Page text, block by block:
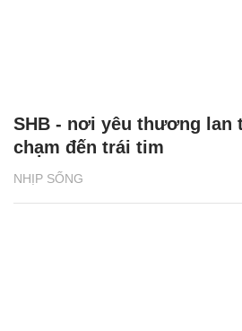
NHỊP SỐNG
SHB - nơi yêu thương lan
chạm đến trái tim